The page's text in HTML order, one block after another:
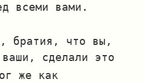
всеми вами.
братия, что вы,
сделали это
же как